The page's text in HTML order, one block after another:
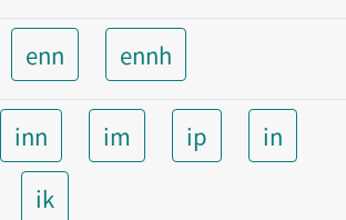
enn ennh
inn im ip
in
ik